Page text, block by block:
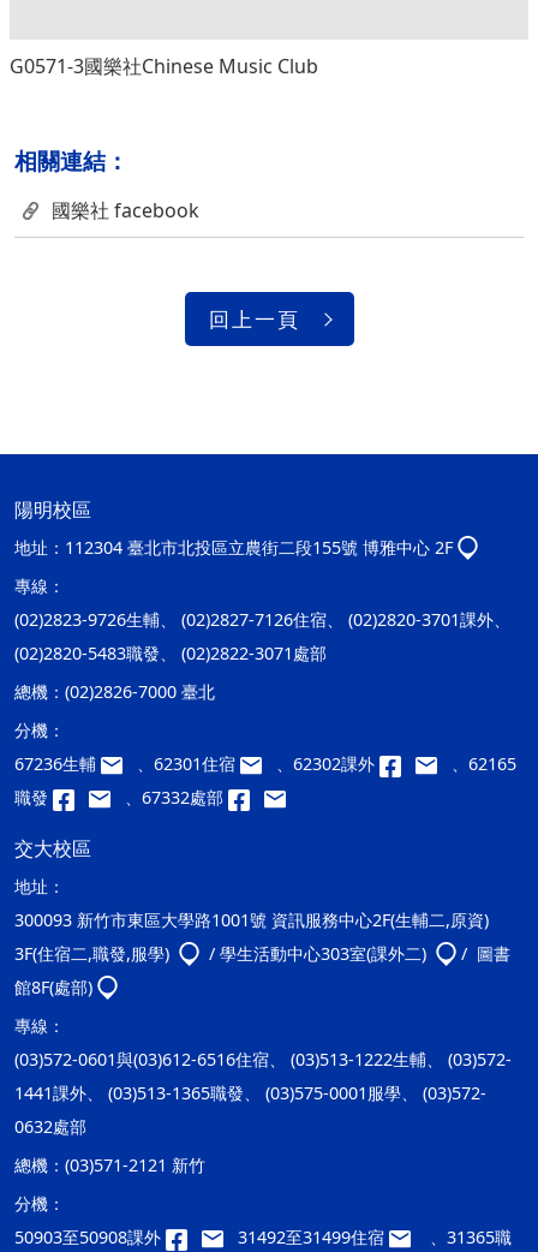
G0571-3國樂社Chinese Music Club
相關連結：
國樂社 facebook
回上一頁
陽明校區
地址： 112304 臺北市北投區立農街二段155號 博雅中心 2F
專線：
(02)2823-9726生輔、 (02)2827-7126住宿、 (02)2820-3701課外、
(02)2820-5483職發、 (02)2822-3071處部
總機： (02)2826-7000 臺北
分機：
67236生輔
、62301住宿 、62302課外
、62165
職發
、67332處部
交大校區
地址：
300093 新竹市東區大學路1001號 資訊服務中心2F(生輔二,原資)
3F(住宿二,職發,服學)
/ 學生活動中心303室(課外二)
/ 圖書
館8F(處部)
專線：
(03)572-0601與(03)612-6516住宿、 (03)513-1222生輔、 (03)572-
1441課外、 (03)513-1365職發、 (03)575-0001服學、 (03)572-
0632處部
總機： (03)571-2121 新竹
分機：
50903至50908課外
31492至31499住宿 、31365職